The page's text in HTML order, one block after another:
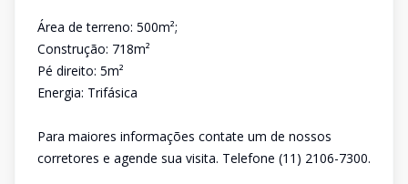
Área de terreno: 500m²;
Construção: 718m²
Pé direito: 5m²
Energia: Trifásica
Para maiores informações contate um de nossos
corretores e agende sua visita. Telefone (11) 2106-7300.